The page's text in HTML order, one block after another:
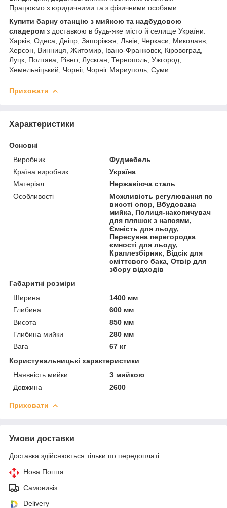
Працюємо з юридичними та з фізичними особами
Купити барну станцію з мийкою та надбудовою
сладером з доставкою в будь-яке місто й селище України:
Харків, Одеса, Дніпр, Запоріжжя, Львів, Черкаси, Миколаяв,
Херсон, Винниця, Житомир, Івано-Франковск, Кіровоград,
Луцк, Полтава, Рівно, Лускган, Тернополь, Ужгород,
Хемельніцький, Чорніг, Чорніг Мариуполь, Суми.
Приховати
Характеристики
Основні
Виробник
Фудмебель
Країна виробник
Україна
Матеріал
Нержавіюча сталь
Особливості
Можливість регулювання по
висоті опор, Вбудована
мийка, Полиця-накопичувач
для пляшок з напоями,
Ємність для льоду,
Пересувна перегородка
ємності для льоду,
Краплезбірник, Відсік для
сміттєвого бака, Отвір для
збору відходів
Габаритні розміри
Ширина
1400 мм
Глибина
600 мм
Висота
850 мм
Глибина мийки
280 мм
Вага
67 кг
Користувальницькі характеристики
Наявність мийки
З мийкою
Довжина
2600
Приховати
Умови доставки
Доставка здійснюється тільки по передоплаті.
Нова Пошта
Самовивіз
Delivery